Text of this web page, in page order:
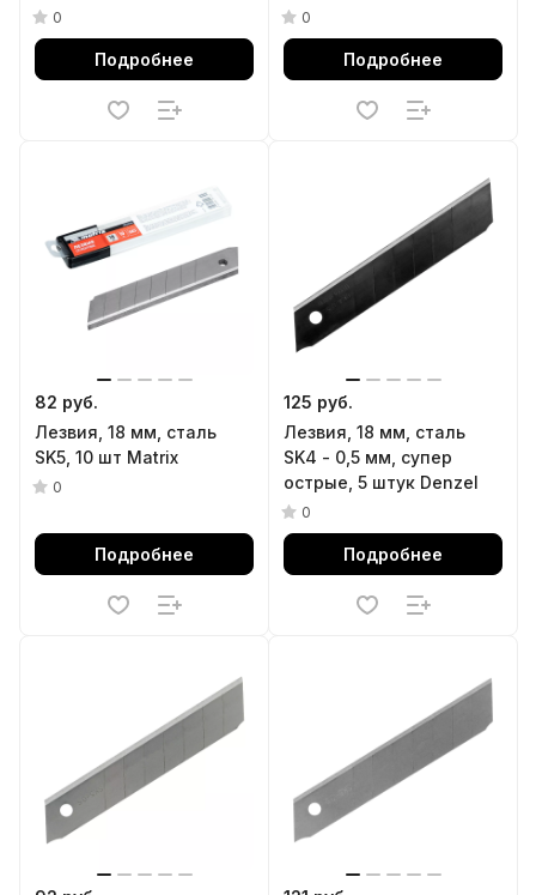
многосегментные, 5
штук Denzel
0
Подробнее
Denzel
0
Подробнее
82 руб.
Лезвия, 18 мм, сталь
SK5, 10 шт Matrix
0
Подробнее
125 руб.
Лезвия, 18 мм, сталь
SK4 - 0,5 мм, супер
острые, 5 штук Denzel
0
Подробнее